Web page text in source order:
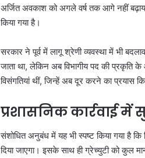
अर्जित अवकाश को अगले वर्ष तक आगे नहीं
किया गया है।
सरकार ने पूर्व में लागू श्रेणी व्यवस्था में भी
जाता था, लेकिन अब विभागीय पद की प्रकृति के
विसंगतियां थीं, जिन्हें अब दूर करने का प्रयास
प्रशासनिक कार्रवाई में
संशोधित अनुबंध में यह भी स्पष्ट किया गया है कि
दिया जाएगा। इसके साथ ही ग्रेच्युटी को कुल